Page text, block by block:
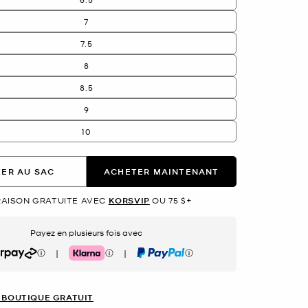
7
7.5
8
8.5
9
10
AU SAC ACHETER MAINTENANT
GRATUITE AVEC KORSVIP OU 75 $+
Payez en plusieurs fois avec
| Klarna | PayPal
GRATUIT